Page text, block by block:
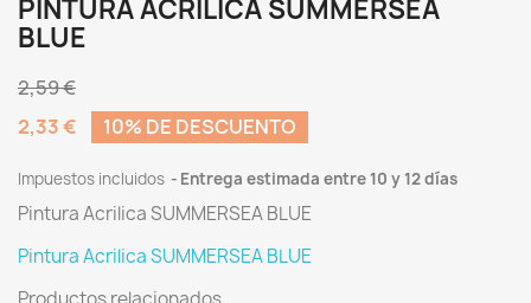
PINTURA ACRILICA SUMMERSEA
BLUE
2,59 €
2,33 €
10% DE DESCUENTO
Impuestos incluidos Entrega estimada entre 10 y 12 días
Pintura Acrilica SUMMERSEA BLUE
Pintura Acrilica SUMMERSEA BLUE